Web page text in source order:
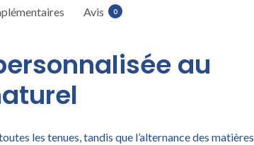
Avis 0
au
les tenues, tandis que l’alternance des matières